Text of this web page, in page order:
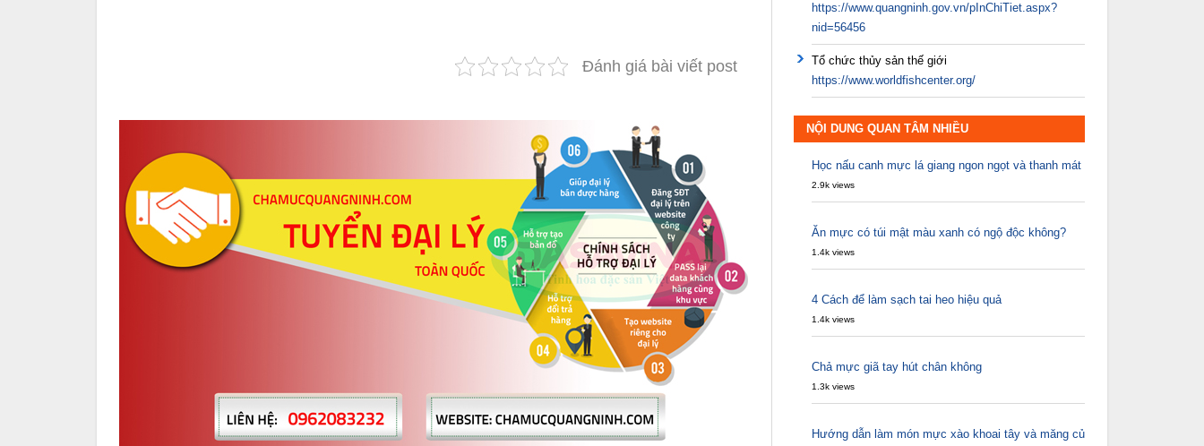
Đánh giá bài viết post
https://www.quangninh.gov.vn/pInChiTiet.aspx?
nid=56456
Tổ chức thủy sản thế giới
https://www.worldfishcenter.org/
NỘI DUNG QUAN TÂM NHIỀU
Học nấu canh mực lá giang ngon ngọt và thanh mát
2.9k views
Ăn mực có túi mật màu xanh có ngộ độc không?
1.4k views
4 Cách để làm sạch tai heo hiệu quả
1.4k views
Chả mực giã tay hút chân không
1.3k views
Hướng dẫn làm món mực xào khoai tây và măng củ